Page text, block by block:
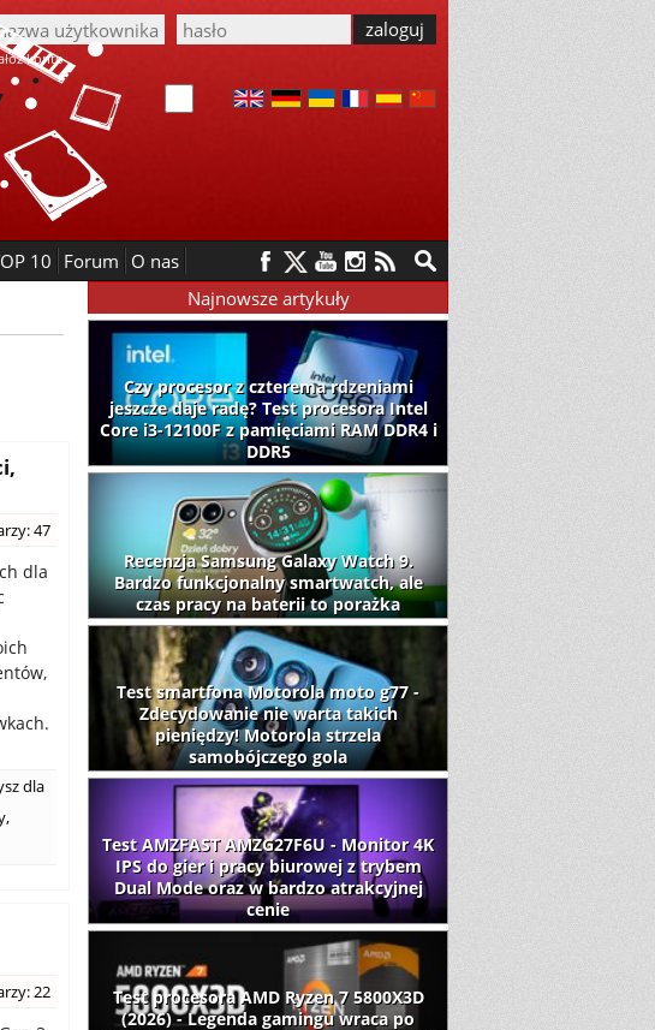
konto
10 Forum O nas
47
dla
dla
,
22
Najnowsze artykuły
Czy procesor z czterema rdzeniami
jeszcze daje radę? Test procesora Intel
Core i3-12100F z pamięciami RAM DDR4 i
DDR5
Recenzja Samsung Galaxy Watch 9.
Bardzo funkcjonalny smartwatch, ale
czas pracy na baterii to porażka
Test smartfona Motorola moto g77 -
Zdecydowanie nie warta takich
pieniędzy! Motorola strzela
samobójczego gola
Test AMZFAST AMZG27F6U - Monitor 4K
IPS do gier i pracy biurowej z trybem
Dual Mode oraz w bardzo atrakcyjnej
cenie
Test procesora AMD Ryzen 7 5800X3D
(2026) - Legenda gamingu wraca po